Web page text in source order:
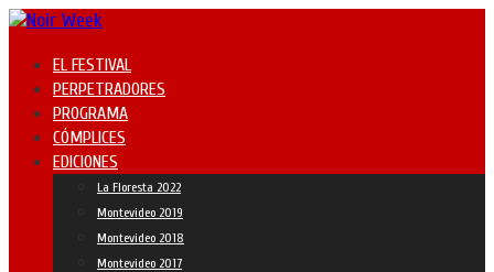
EL FESTIVAL
PERPETRADORES
PROGRAMA
CÓMPLICES
EDICIONES
La Floresta 2022
Montevideo 2019
Montevideo 2018
Montevideo 2017